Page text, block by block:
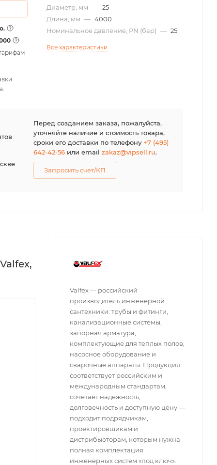
Диаметр, мм — 25
Длина, мм — 4000
Номинальное давление, PN (бар) — 25
Все характеристики
Перед созданием заказа, пожалуйста,
уточняйте наличие и стоимость товара,
сроки его доставки по телефону+7 (495)
642-42-56или email zakaz@vipsell.ru.
Запросить счет/КП
Valfex — российский
производитель инженерной
сантехники: трубы и фитинги,
канализационные системы,
запорная арматура,
комплектующие для теплых полов,
насосное оборудование и
сварочные аппараты. Продукция
соответствует российским и
международным стандартам,
сочетает надежность,
долговечность и доступную цену —
подходит подрядчикам,
проектировщикам и
дистрибьюторам, которым нужна
полная комплектация
инженерных систем «под ключ».